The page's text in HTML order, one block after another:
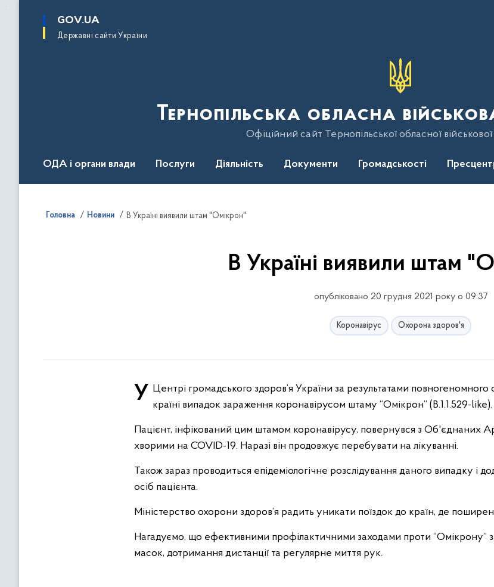
основного
GOV.UA
Державні сайти України
Тернопільська обласна
Офіційний сайт Тернопільської обласної військової
ОДА і органи влади Послуги Діяльність Документи Громадськості
Головна Новини В Україні виявили штам "Омікрон"
В Україні виявили штам
опубліковано 20 грудня 2021 року о 09:37
Коронавірус Охорона здоров'я
У Центрі громадського здоров’я України за результатами повногеномного секвенування виявлено перший в країні випадок зараження коронавірусом штаму “Омікрон” (B.1.1.529-like).
Пацієнт, інфікований цим штамом коронавірусу, повернувся з Об'єднаних
хворими на COVID-19. Наразі він продовжує перебувати на лікуванні.
Також зараз проводиться епідеміологічне розслідування даного випадку і
осіб пацієнта.
Міністерство охорони здоров’я радить уникати поїздок до країн, де
Нагадуємо, що ефективними профілактичними заходами проти “Омікрону”
масок, дотримання дистанції та регулярне миття рук.